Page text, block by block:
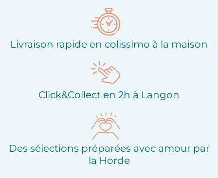
Livraison rapide en colissimo à la maison
Click&Collect en 2h à Langon
Des sélections préparées avec amour par
la Horde